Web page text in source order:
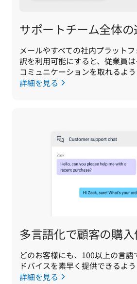
サポートチーム全体
メールやすべての社内プラット
訳を利用可能にすると、従業員
コミュニケーションを取れるよう
詳細を見る
多言語化で顧客の購
どのお客様にも、100以上の言語
ドバイスを素早く提供できるよう
詳細を見る